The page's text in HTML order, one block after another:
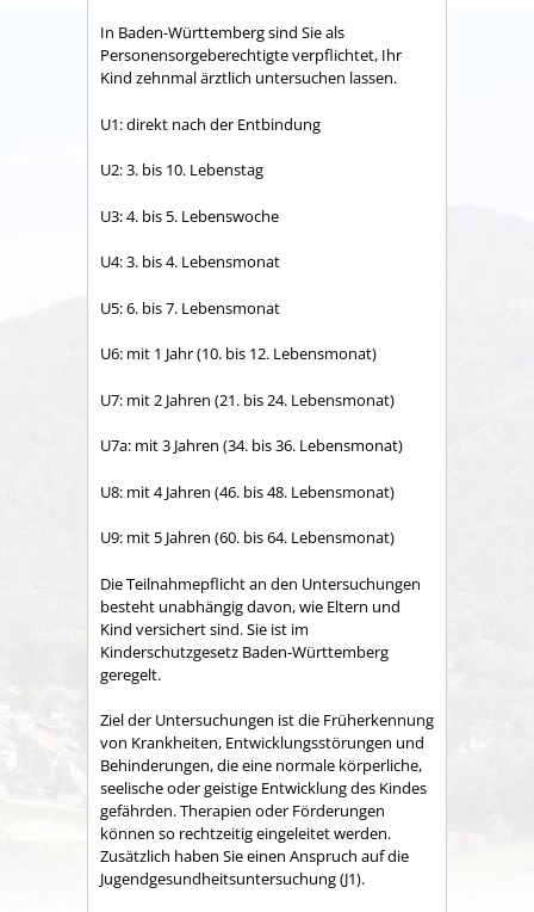
In Baden-Württemberg sind Sie als
Personensorgeberechtigte verpflichtet, Ihr
Kind zehnmal ärztlich untersuchen lassen.
U1: direkt nach der Entbindung
U2: 3. bis 10. Lebenstag
U3: 4. bis 5. Lebenswoche
U4: 3. bis 4. Lebensmonat
U5: 6. bis 7. Lebensmonat
U6: mit 1 Jahr (10. bis 12. Lebensmonat)
U7: mit 2 Jahren (21. bis 24. Lebensmonat)
U7a: mit 3 Jahren (34. bis 36. Lebensmonat)
U8: mit 4 Jahren (46. bis 48. Lebensmonat)
U9: mit 5 Jahren (60. bis 64. Lebensmonat)
Die Teilnahmepflicht an den Untersuchungen
besteht unabhängig davon, wie Eltern und
Kind versichert sind. Sie ist im
Kinderschutzgesetz Baden-Württemberg
geregelt.
Ziel der Untersuchungen ist die Früherkennung
von Krankheiten, Entwicklungsstörungen und
Behinderungen, die eine normale körperliche,
seelische oder geistige Entwicklung des Kindes
gefährden. Therapien oder Förderungen
können so rechtzeitig eingeleitet werden.
Zusätzlich haben Sie einen Anspruch auf die
Jugendgesundheitsuntersuchung (J1).